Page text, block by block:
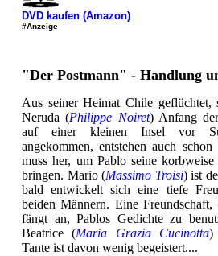
DVD kaufen (Amazon)
#Anzeige
"Der Postmann" - Handlung
Aus seiner Heimat Chile geflüchtet,
Neruda (Philippe Noiret) Anfang
auf einer kleinen Insel vor
angekommen, entstehen auch
muss her, um Pablo seine
bringen. Mario (Massimo Troisi) ist
bald entwickelt sich eine tiefe
beiden Männern. Eine
fängt an, Pablos Gedichte zu
Beatrice (Maria Grazia Cucinotta)
Tante ist davon wenig begeistert....